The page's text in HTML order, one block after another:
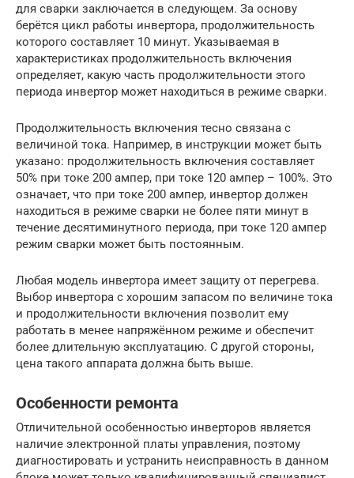
для сварки заключается в следующем. За основу
берётся цикл работы инвертора, продолжительность
которого составляет 10 минут. Указываемая в
характеристиках продолжительность включения
определяет, какую часть продолжительности этого
периода инвертор может находиться в режиме сварки.
Продолжительность включения тесно связана с
величиной тока. Например, в инструкции может быть
указано: продолжительность включения составляет
50% при токе 200 ампер, при токе 120 ампер – 100%. Это
означает, что при токе 200 ампер, инвертор должен
находиться в режиме сварки не более пяти минут в
течение десятиминутного периода, при токе 120 ампер
режим сварки может быть постоянным.
Любая модель инвертора имеет защиту от перегрева.
Выбор инвертора с хорошим запасом по величине тока
и продолжительности включения позволит ему
работать в менее напряжённом режиме и обеспечит
более длительную эксплуатацию. С другой стороны,
цена такого аппарата должна быть выше.
Особенности ремонта
Отличительной особенностью инверторов является
наличие электронной платы управления, поэтому
диагностировать и устранить неисправность в данном